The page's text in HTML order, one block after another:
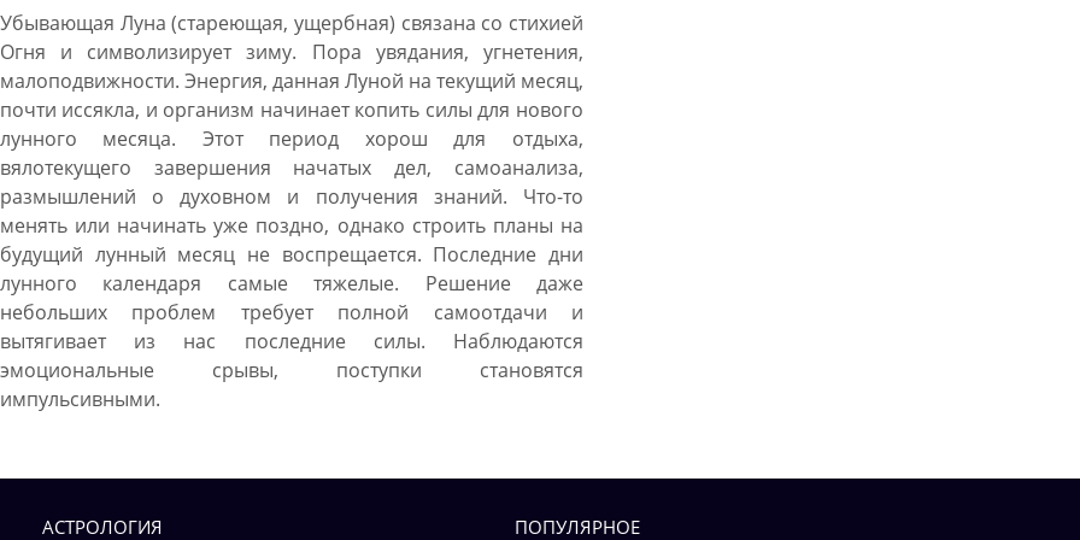
Убывающая Луна (стареющая, ущербная) связана со стихией
Огня и символизирует зиму. Пора увядания, угнетения,
малоподвижности. Энергия, данная Луной на текущий месяц,
почти иссякла, и организм начинает копить силы для нового
лунного месяца. Этот период хорош для отдыха,
вялотекущего завершения начатых дел, самоанализа,
размышлений о духовном и получения знаний. Что-то
менять или начинать уже поздно, однако строить планы на
будущий лунный месяц не воспрещается. Последние дни
лунного календаря самые тяжелые. Решение даже
небольших проблем требует полной самоотдачи и
вытягивает из нас последние силы. Наблюдаются
эмоциональные срывы, поступки становятся
импульсивными.
АСТРОЛОГИЯ ПОПУЛЯРНОЕ